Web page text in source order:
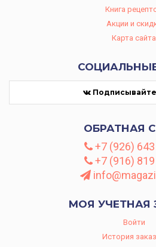
Книга
Акции и
Карта сайта
ОБРАТНАЯ
+7 (926)
+7 (916)
МОЯ УЧЕТНАЯ
Войти
История